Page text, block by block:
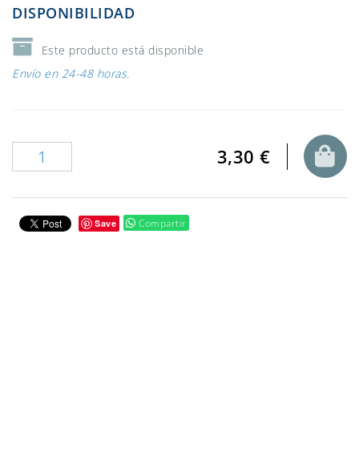
DISPONIBILIDAD
Este producto está disponible
Envío en 24-48 horas.
3,30 €
Save Compartir